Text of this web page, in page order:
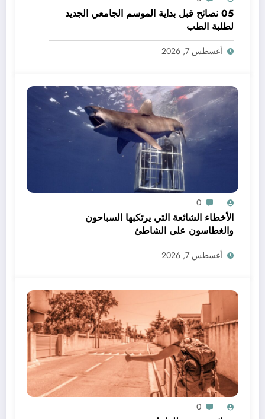
05 نصائح قبل بداية الموسم الجامعي الجديد
لطلبة الطب
أغسطس 7, 2026
0
الأخطاء الشائعة التي يرتكبها السباحون
والغطاسون على الشاطئ
أغسطس 7, 2026
0